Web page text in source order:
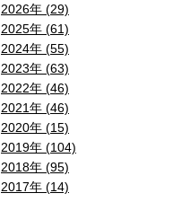
2026年 (29)
2025年 (61)
2024年 (55)
2023年 (63)
2022年 (46)
2021年 (46)
2020年 (15)
2019年 (104)
2018年 (95)
2017年 (14)